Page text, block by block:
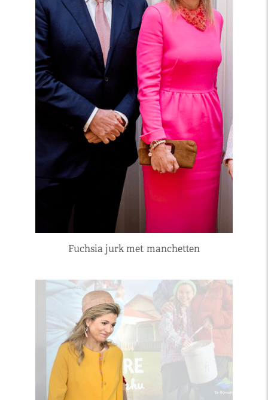
Fuchsia jurk met manchetten